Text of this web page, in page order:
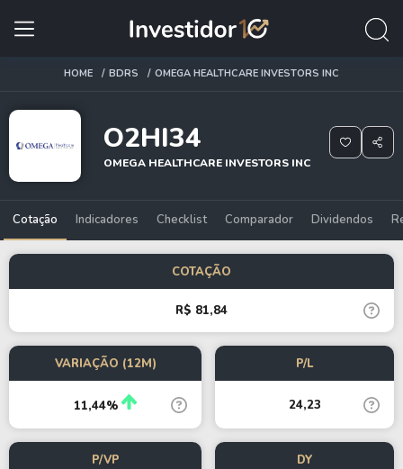
HOME BDRS OMEGA HEALTHCARE INVESTORS INC
O2HI34
OMEGA HEALTHCARE INVESTORS INC
Cotação Indicadores Checklist Comparador Dividendos
COTAÇÃO
R$ 81,84
VARIAÇÃO (12M)
11,44%
P/L
24,23
P/VP DY